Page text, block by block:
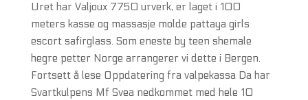
Uret har Valjoux 7750 urverk, er laget i 100
meters kasse og massasje molde pattaya girls
escort safirglass. Som eneste by teen shemale
hegre petter Norge arrangerer vi dette i Bergen.
Fortsett å lese Oppdatering fra valpekassa Da har
Svartkulpens Mf Svea nedkommet med hele 10